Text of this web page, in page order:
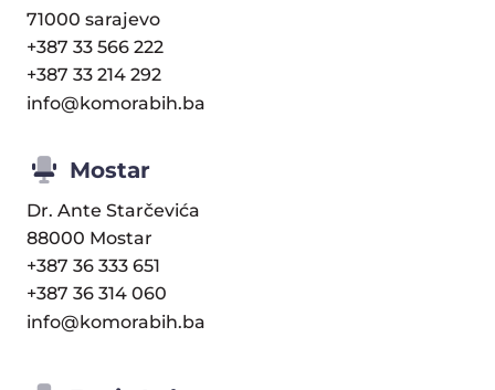
71000 sarajevo
+387 33 566 222
+387 33 214 292
info@komorabih.ba
Mostar
Dr. Ante Starčevića
88000 Mostar
+387 36 333 651
+387 36 314 060
info@komorabih.ba